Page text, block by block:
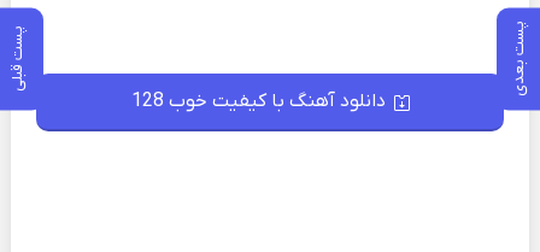
پست بعدی پست قبلی
دانلود آهنگ با کیفیت خوب 128